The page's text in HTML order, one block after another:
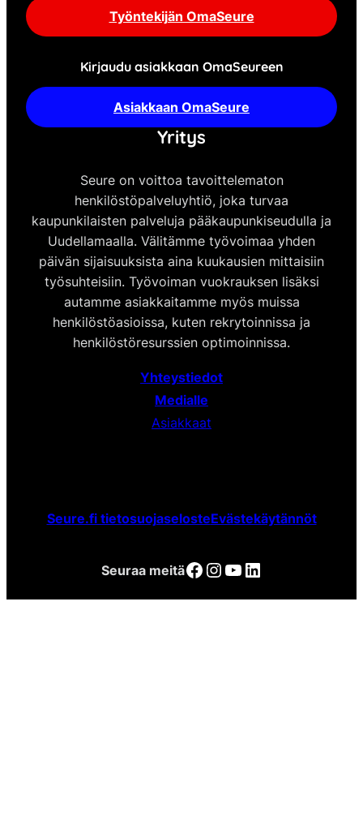
Työntekijän OmaSeure
Kirjaudu asiakkaan OmaSeureen
Asiakkaan OmaSeure
Yritys
Seure on voittoa tavoittelematon
henkilöstöpalveluyhtiö, joka turvaa
kaupunkilaisten palveluja pääkaupunkiseudulla ja
Uudellamaalla. Välitämme työvoimaa yhden
päivän sijaisuuksista aina kuukausien mittaisiin
työsuhteisiin. Työvoiman vuokrauksen lisäksi
autamme asiakkaitamme myös muissa
henkilöstöasioissa, kuten rekrytoinnissa ja
henkilöstöresurssien optimoinnissa.
Yhteystiedot
Medialle
Asiakkaat
Seure.fi tietosuojaselosteEvästekäytännöt
Seuraa meitäFacebook Instagram YouTube LinkedIn